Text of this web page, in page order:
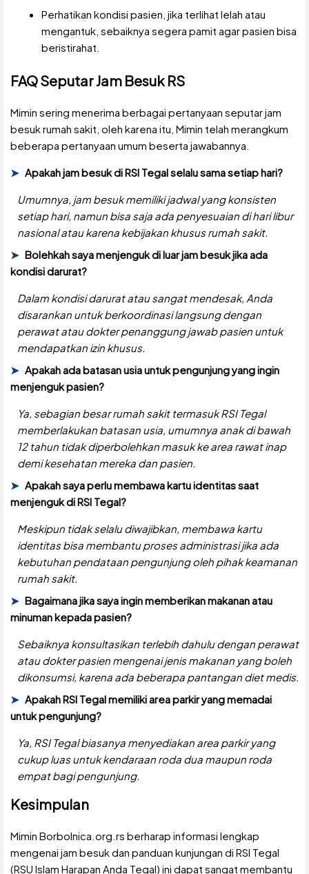
Perhatikan kondisi pasien, jika terlihat lelah atau
mengantuk, sebaiknya segera pamit agar pasien bisa
beristirahat.
FAQ Seputar Jam Besuk RS
Mimin sering menerima berbagai pertanyaan seputar jam
besuk rumah sakit, oleh karena itu, Mimin telah merangkum
beberapa pertanyaan umum beserta jawabannya.
Apakah jam besuk di RSI Tegal selalu sama setiap hari?
Umumnya, jam besuk memiliki jadwal yang konsisten
setiap hari, namun bisa saja ada penyesuaian di hari libur
nasional atau karena kebijakan khusus rumah sakit.
Bolehkah saya menjenguk di luar jam besuk jika ada
kondisi darurat?
Dalam kondisi darurat atau sangat mendesak, Anda
disarankan untuk berkoordinasi langsung dengan
perawat atau dokter penanggung jawab pasien untuk
mendapatkan izin khusus.
Apakah ada batasan usia untuk pengunjung yang ingin
menjenguk pasien?
Ya, sebagian besar rumah sakit termasuk RSI Tegal
memberlakukan batasan usia, umumnya anak di bawah
12 tahun tidak diperbolehkan masuk ke area rawat inap
demi kesehatan mereka dan pasien.
Apakah saya perlu membawa kartu identitas saat
menjenguk di RSI Tegal?
Meskipun tidak selalu diwajibkan, membawa kartu
identitas bisa membantu proses administrasi jika ada
kebutuhan pendataan pengunjung oleh pihak keamanan
rumah sakit.
Bagaimana jika saya ingin memberikan makanan atau
minuman kepada pasien?
Sebaiknya konsultasikan terlebih dahulu dengan perawat
atau dokter pasien mengenai jenis makanan yang boleh
dikonsumsi, karena ada beberapa pantangan diet medis.
Apakah RSI Tegal memiliki area parkir yang memadai
untuk pengunjung?
Ya, RSI Tegal biasanya menyediakan area parkir yang
cukup luas untuk kendaraan roda dua maupun roda
empat bagi pengunjung.
Kesimpulan
Mimin Borbolnica.org.rs berharap informasi lengkap
mengenai jam besuk dan panduan kunjungan di RSI Tegal
(RSU Islam Harapan Anda Tegal) ini dapat sangat membantu